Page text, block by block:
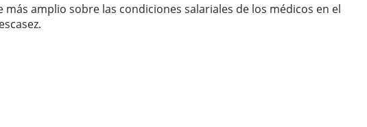
amplio sobre las condiciones salariales de los médicos en el